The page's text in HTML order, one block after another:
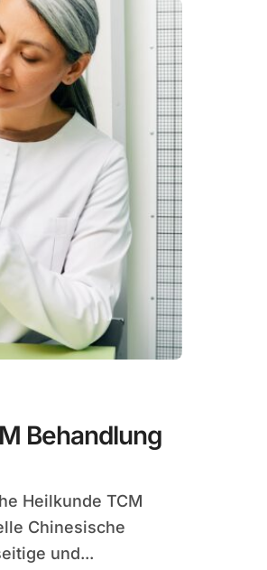
Behandlung
Chinesische
und...